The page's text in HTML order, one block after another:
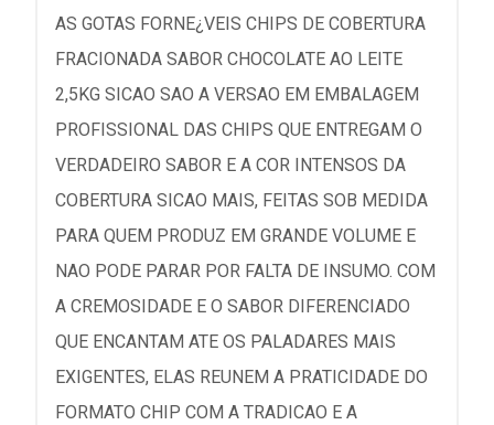
AS GOTAS FORNE¿VEIS CHIPS DE COBERTURA
FRACIONADA SABOR CHOCOLATE AO LEITE
2,5KG SICAO SAO A VERSAO EM EMBALAGEM
PROFISSIONAL DAS CHIPS QUE ENTREGAM O
VERDADEIRO SABOR E A COR INTENSOS DA
COBERTURA SICAO MAIS, FEITAS SOB MEDIDA
PARA QUEM PRODUZ EM GRANDE VOLUME E
NAO PODE PARAR POR FALTA DE INSUMO. COM
A CREMOSIDADE E O SABOR DIFERENCIADO
QUE ENCANTAM ATE OS PALADARES MAIS
EXIGENTES, ELAS REUNEM A PRATICIDADE DO
FORMATO CHIP COM A TRADICAO E A